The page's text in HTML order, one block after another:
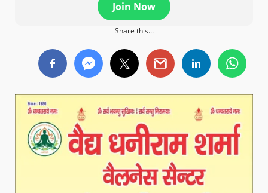
Join Now
Share this...